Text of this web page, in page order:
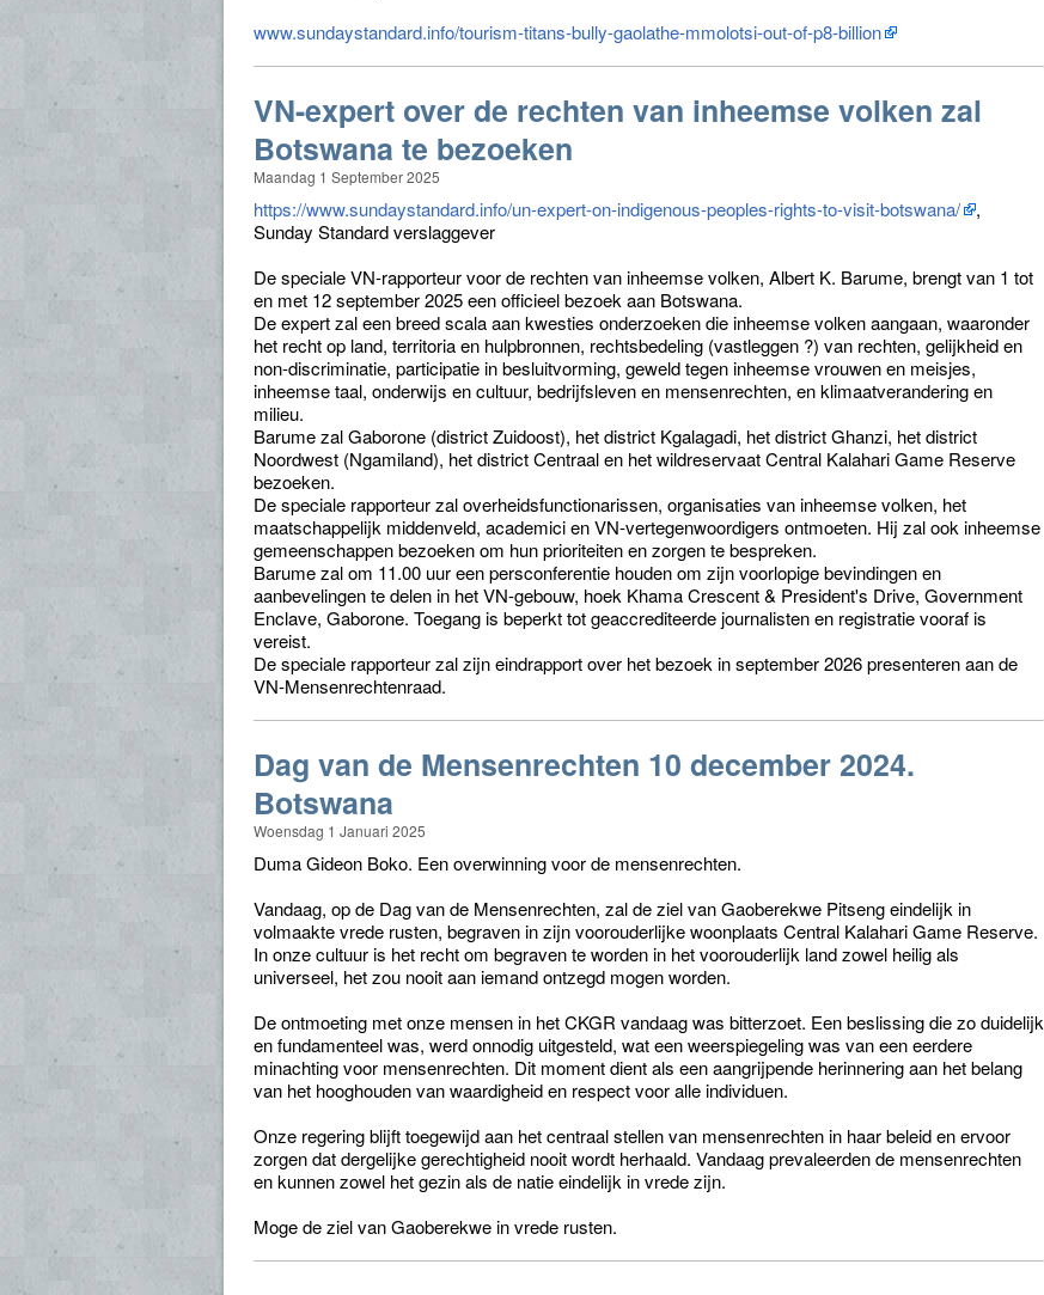
www.sundaystandard.info/tourism-titans-bully-gaolathe-mmolotsi-out-of-p8-billion
VN-expert over de rechten van inheemse volken zal
Botswana te bezoeken
Maandag 1 September 2025
https://www.sundaystandard.info/un-expert-on-indigenous-peoples-rights-to-visit-botswana/
,
Sunday Standard verslaggever
De speciale VN-rapporteur voor de rechten van inheemse volken, Albert K. Barume, brengt van 1 tot
en met 12 september 2025 een officieel bezoek aan Botswana.
De expert zal een breed scala aan kwesties onderzoeken die inheemse volken aangaan, waaronder
het recht op land, territoria en hulpbronnen, rechtsbedeling (vastleggen ?) van rechten, gelijkheid en
non-discriminatie, participatie in besluitvorming, geweld tegen inheemse vrouwen en meisjes,
inheemse taal, onderwijs en cultuur, bedrijfsleven en mensenrechten, en klimaatverandering en
milieu.
Barume zal Gaborone (district Zuidoost), het district Kgalagadi, het district Ghanzi, het district
Noordwest (Ngamiland), het district Centraal en het wildreservaat Central Kalahari Game Reserve
bezoeken.
De speciale rapporteur zal overheidsfunctionarissen, organisaties van inheemse volken, het
maatschappelijk middenveld, academici en VN-vertegenwoordigers ontmoeten. Hij zal ook inheemse
gemeenschappen bezoeken om hun prioriteiten en zorgen te bespreken.
Barume zal om 11.00 uur een persconferentie houden om zijn voorlopige bevindingen en
aanbevelingen te delen in het VN-gebouw, hoek Khama Crescent & President's Drive, Government
Enclave, Gaborone. Toegang is beperkt tot geaccrediteerde journalisten en registratie vooraf is
vereist.
De speciale rapporteur zal zijn eindrapport over het bezoek in september 2026 presenteren aan de
VN-Mensenrechtenraad.
Dag van de Mensenrechten 10 december 2024.
Botswana
Woensdag 1 Januari 2025
Duma Gideon Boko. Een overwinning voor de mensenrechten.
Vandaag, op de Dag van de Mensenrechten, zal de ziel van Gaoberekwe Pitseng eindelijk in
volmaakte vrede rusten, begraven in zijn voorouderlijke woonplaats Central Kalahari Game Reserve.
In onze cultuur is het recht om begraven te worden in het voorouderlijk land zowel heilig als
universeel, het zou nooit aan iemand ontzegd mogen worden.
De ontmoeting met onze mensen in het CKGR vandaag was bitterzoet. Een beslissing die zo duidelijk
en fundamenteel was, werd onnodig uitgesteld, wat een weerspiegeling was van een eerdere
minachting voor mensenrechten. Dit moment dient als een aangrijpende herinnering aan het belang
van het hooghouden van waardigheid en respect voor alle individuen.
Onze regering blijft toegewijd aan het centraal stellen van mensenrechten in haar beleid en ervoor
zorgen dat dergelijke gerechtigheid nooit wordt herhaald. Vandaag prevaleerden de mensenrechten
en kunnen zowel het gezin als de natie eindelijk in vrede zijn.
Moge de ziel van Gaoberekwe in vrede rusten.